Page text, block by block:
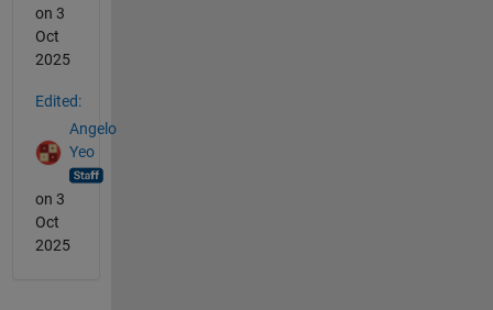
on 3
Oct
2025
Edited:
Angelo
Yeo
on 3
Oct
2025